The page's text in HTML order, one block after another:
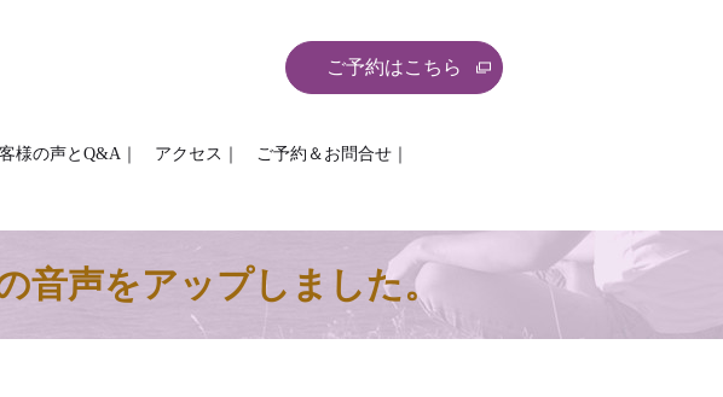
ご予約はこちら
様の声とQ&A｜ アクセス｜ ご予約＆お問合せ｜
音声をアップしました。